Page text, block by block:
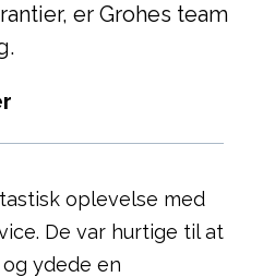
er Grohes team
oplevelse med
De var hurtige til at
ydede en